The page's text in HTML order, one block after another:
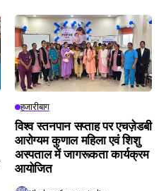
हजारीबाग
विश्व स्तनपान सप्ताह पर एचज़ेडबी
आरोग्यम कुणाल महिला एवं शिशु
अस्पताल में जागरूकता कार्यक्रम
आयोजित